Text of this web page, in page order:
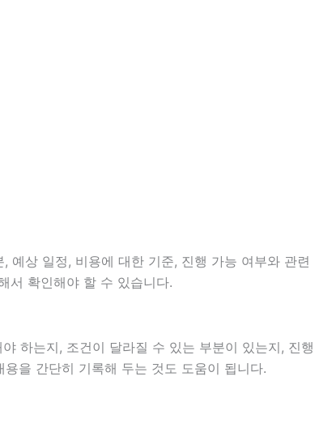
상 일정, 비용에 대한 기준, 진행 가능 여부와 관련
서 확인해야 할 수 있습니다.
하는지, 조건이 달라질 수 있는 부분이 있는지, 진행
을 간단히 기록해 두는 것도 도움이 됩니다.